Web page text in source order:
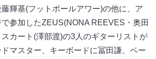
輝基(フットボールアワー)の他に、ア
参加したZEUS(NONA REEVES・奥田
カート(澤部渡)の3人のギターリストが
マスター、キーボードに冨田謙、ベー